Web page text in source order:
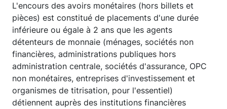
L'encours des avoirs monétaires (hors billets et
pièces) est constitué de placements d'une durée
inférieure ou égale à 2 ans que les agents
détenteurs de monnaie (ménages, sociétés non
financières, administrations publiques hors
administration centrale, sociétés d'assurance, OPC
non monétaires, entreprises d'investissement et
organismes de titrisation, pour l'essentiel)
détiennent auprès des institutions financières